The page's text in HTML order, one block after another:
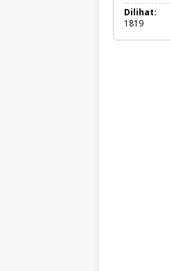
Dilihat:
1819